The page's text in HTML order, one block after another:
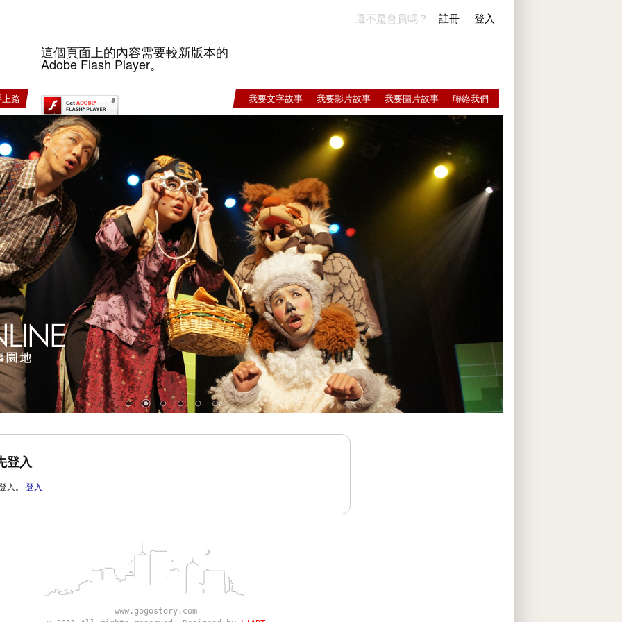
還不是會員嗎？ 註冊 登入
這個頁面上的內容需要較新版本的
Adobe Flash Player。
路 我要文字故事 我要影片故事 我要圖片故事 聯絡我們
登入
入。 登入
www.gogostory.com